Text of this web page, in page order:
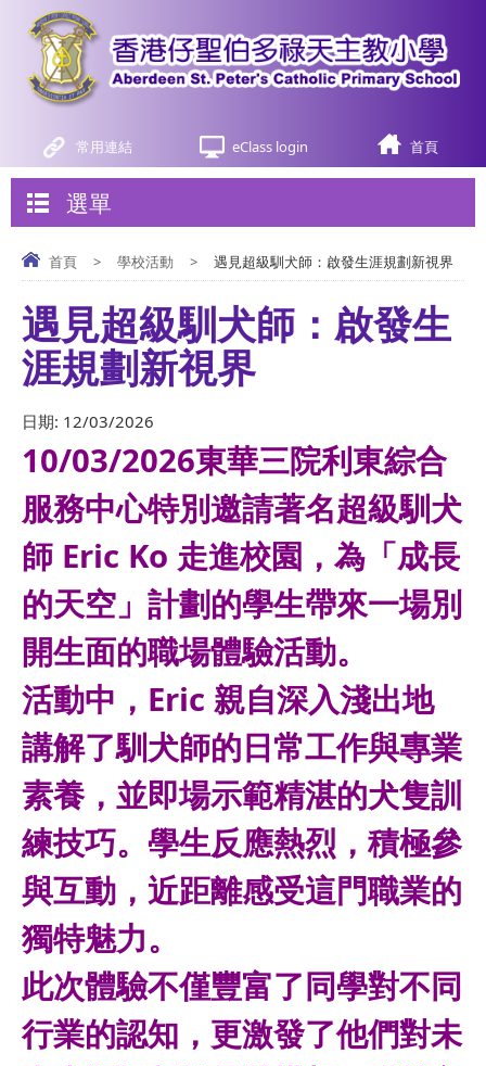
常用連結 eClass login 首頁
選單
首頁 > 學校活動 > 遇見超級馴犬師：啟發生涯規劃新視界
遇見超級馴犬師：啟發生
涯規劃新視界
日期: 12/03/2026
10/03/2026東華三院利東綜合
服務中心特別邀請著名超級馴犬
師 Eric Ko 走進校園，為「成長
的天空」計劃的學生帶來一場別
開生面的職場體驗活動。
活動中，Eric 親自深入淺出地
講解了馴犬師的日常工作與專業
素養，並即場示範精湛的犬隻訓
練技巧。學生反應熱烈，積極參
與互動，近距離感受這門職業的
獨特魅力。
此次體驗不僅豐富了同學對不同
行業的認知，更激發了他們對未